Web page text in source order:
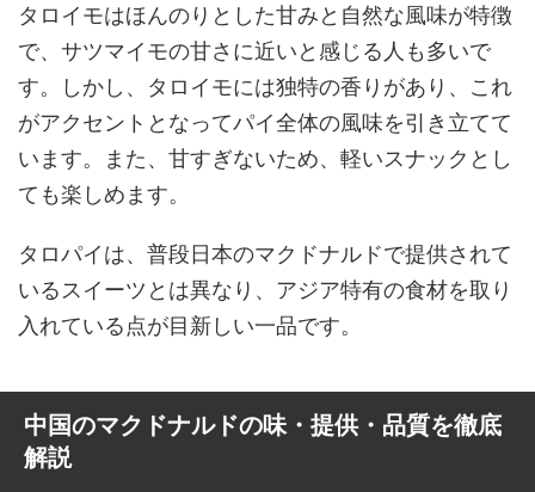
タロイモはほんのりとした甘みと自然な風味が特徴
で、サツマイモの甘さに近いと感じる人も多いで
す。しかし、タロイモには独特の香りがあり、これ
がアクセントとなってパイ全体の風味を引き立てて
います。また、甘すぎないため、軽いスナックとし
ても楽しめます。
タロパイは、普段日本のマクドナルドで提供されて
いるスイーツとは異なり、アジア特有の食材を取り
入れている点が目新しい一品です。
中国のマクドナルドの味・提供・品質を徹底
解説